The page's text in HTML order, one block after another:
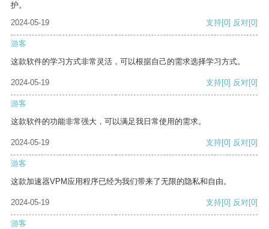
护。
2024-05-19
支持[0] 反对[0]
游客
这款软件的学习方式非常灵活，可以根据自己的需求选择学习方式。
2024-05-19 支持[0] 反对[0]
游客
这款软件的功能非常强大，可以满足我日常使用的需求。
2024-05-19 支持[0] 反对[0]
游客
这款加速器VPM应用程序已经为我们带来了无限的隐私和自由。
2024-05-19 支持[0] 反对[0]
游客